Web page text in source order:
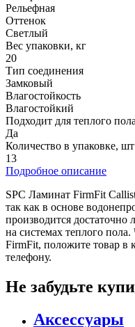
Рельефная
Оттенок
Светлый
Вес упаковки, кг
20
Тип соединения
Замковый
Влагостойкость
Влагостойкий
Подходит для теплого пола
Да
Количество в упаковке, шт
13
Подробное описание
SPC Ламинат FirmFit
так как в основе
производится достаточно
на системах теплого
FirmFit, положите товар в
телефону.
Не забудьте
Аксессуары